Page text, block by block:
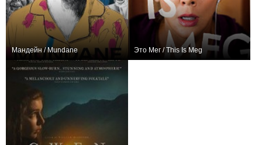
Мандейн / Mundane Это Мег / This Is Meg